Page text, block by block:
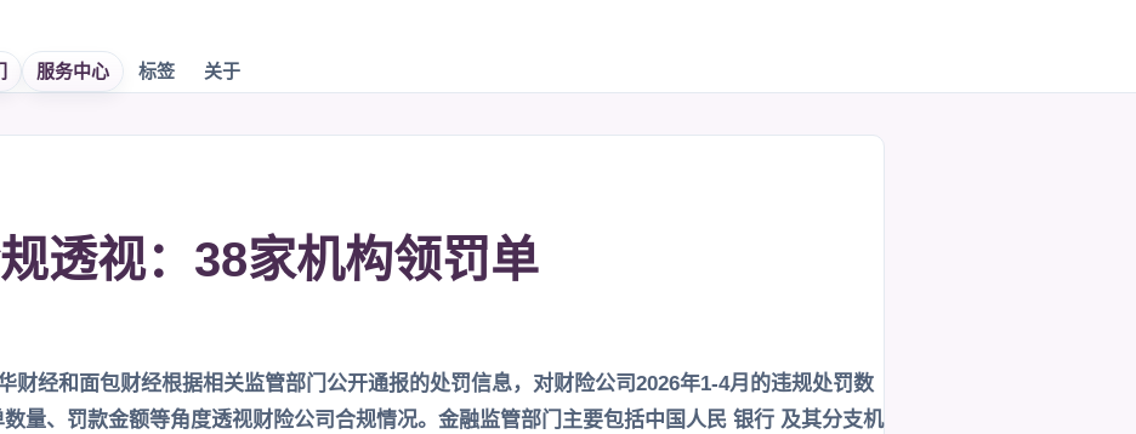
服务中心 标签 关于
透视：38家机构领罚单
财经和面包财经根据相关监管部门公开通报的处罚信息，对财险公司2026年1-4月的违规处罚数
量、罚款金额等角度透视财险公司合规情况。金融监管部门主要包括中国人民 银行 及其分支机